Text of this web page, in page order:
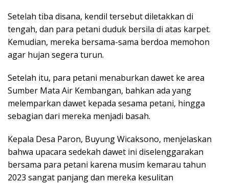
Setelah tiba disana, kendil tersebut diletakkan di
tengah, dan para petani duduk bersila di atas karpet.
Kemudian, mereka bersama-sama berdoa memohon
agar hujan segera turun.
Setelah itu, para petani menaburkan dawet ke area
Sumber Mata Air Kembangan, bahkan ada yang
melemparkan dawet kepada sesama petani, hingga
sebagian dari mereka menjadi basah.
Kepala Desa Paron, Buyung Wicaksono, menjelaskan
bahwa upacara sedekah dawet ini diselenggarakan
bersama para petani karena musim kemarau tahun
2023 sangat panjang dan mereka kesulitan